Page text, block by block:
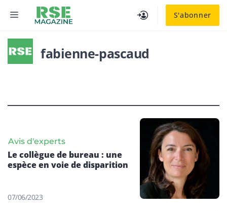
S'abonner
MENU
fabienne-pascaud
Avis d'experts
Le collègue de bureau : une
espèce en voie de disparition
07/06/2023